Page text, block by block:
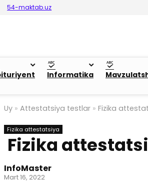
54-maktab.uz
Informatika
Uy » Attestatsiya testlar » Fizika
Fizika attestatsiya
Fizika
InfoMaster
Mart 16, 2022